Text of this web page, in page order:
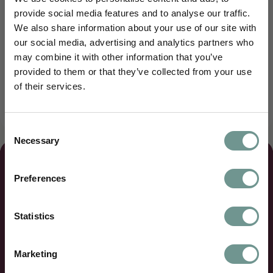
provide social media features and to analyse our traffic.
We also share information about your use of our site with
our social media, advertising and analytics partners who
may combine it with other information that you’ve
provided to them or that they’ve collected from your use
of their services.
Selection
Necessary
Preferences
Statistics
Marketing
deze website niet worden verveelvoudigd,
opgeslagen in een geautomatiseerd
gegevensbestand, of openbaar gemaakt, in enige
vorm of op enige wijze, hetzij elektronisch,
mechanisch, opnamen of enige andere manier,
zonder voorafgaande schriftelijke toestemming van
Schrijf je in en blijf je verdiepen
Je ontvangt maandelijks wetenschappelijke
nascholingen, en kennisartikelen vertaald
naar jouw dagelijkse praktijk.
Voornaam